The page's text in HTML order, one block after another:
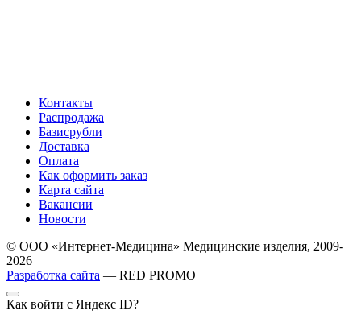
Контакты
Распродажа
Базисрубли
Доставка
Оплата
Как оформить заказ
Карта сайта
Вакансии
Новости
© ООО «Интернет-Медицина» Медицинские изделия, 2009-
2026
Разработка сайта — RED PROMO
Как войти с Яндекс ID?